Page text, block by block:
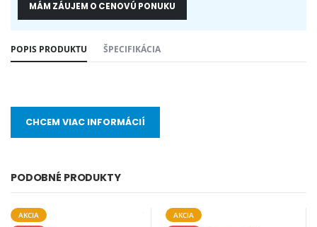
MÁM ZÁUJEM O CENOVÚ PONUKU
POPIS PRODUKTU ŠPECIFIKÁCIA
CHCEM VIAC INFORMÁCIÍ
PODOBNÉ PRODUKTY
AKCIA
AKCIA